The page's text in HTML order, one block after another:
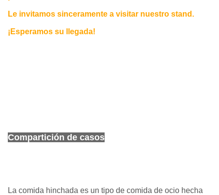
Le invitamos sinceramente a visitar nuestro stand.
¡Esperamos su llegada!
Compartición de casos
La comida hinchada es un tipo de comida de ocio hecha